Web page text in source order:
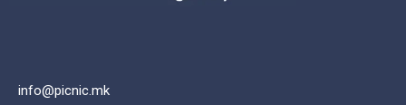
info@picnic.mk